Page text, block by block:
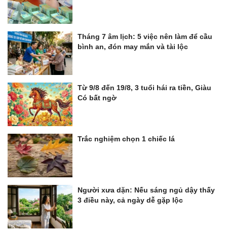
Tháng 7 âm lịch: 5 việc nên làm để cầu
bình an, đón may mắn và tài lộc
Từ 9/8 đến 19/8, 3 tuổi hái ra tiền, Giàu
Có bất ngờ
Trắc nghiệm chọn 1 chiếc lá
Người xưa dặn: Nếu sáng ngủ dậy thấy
3 điều này, cả ngày dễ gặp lộc